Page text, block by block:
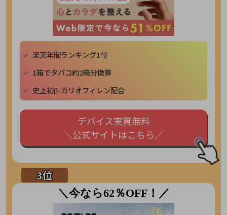
楽天年間ランキング1位
1箱でタバコ約2箱分換算
史上初β-カリオフィレン配合
デバイス実質無料
＼公式サイトはこちら／
＼今なら62％OFF！／